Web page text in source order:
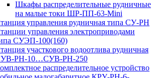
Шкафы распределительные рудничные
на малые токи ШР-ПП-63-Mini
управления рудничная типа СУ-РН
управления электроприводами
СУЭП-100(160)
участкового водоотлива рудничная
РН-10…СУВ-РН-250
распределительное устройство